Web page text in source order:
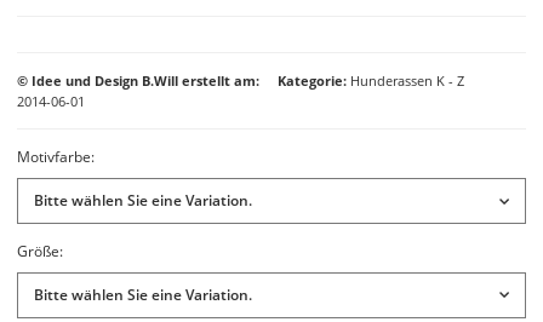
© Idee und Design B.Will erstellt am:
2014-06-01
Kategorie Hunderassen K - Z
Motivfarbe:
Bitte wählen Sie eine Variation.
Größe:
Bitte wählen Sie eine Variation.